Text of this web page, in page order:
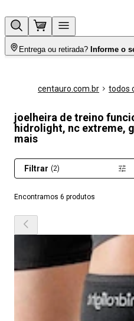
Entrega ou retirada? Informe o
centauro.com.br todos
joelheira de treino
hidrolight, nc extreme,
mais
Encontramos 6 produtos
Filtrar (2)